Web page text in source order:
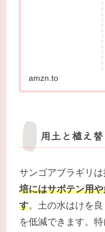
amzn.to
用土と植え
サンゴアブラギリは
培にはサボテン用
す。土の水はけを
を低減できます。